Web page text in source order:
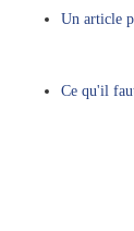
Un article
Ce qu'il